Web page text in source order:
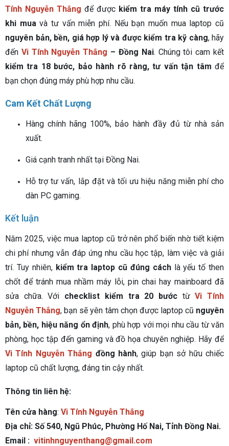
Tính Nguyễn Thắng để được kiểm tra máy tính cũ trước
khi mua và tư vấn miễn phí. Nếu bạn muốn mua laptop cũ
nguyên bản, bền, giá hợp lý và được kiểm tra kỹ càng, hãy
đến Vi Tính Nguyễn Thắng – Đồng Nai. Chúng tôi cam kết
kiểm tra 18 bước, bảo hành rõ ràng, tư vấn tận tâm để
bạn chọn đúng máy phù hợp nhu cầu.
Cam Kết Chất Lượng
Hàng chính hãng 100%, bảo hành đầy đủ từ nhà sản
xuất.
Giá cạnh tranh nhất tại Đồng Nai.
Hỗ trợ tư vấn, lắp đặt và tối ưu hiệu năng miễn phí cho
dàn PC gaming.
Kết luận
Năm 2025, việc mua laptop cũ trở nên phổ biến nhờ tiết kiệm
chi phí nhưng vẫn đáp ứng nhu cầu học tập, làm việc và giải
trí. Tuy nhiên, kiểm tra laptop cũ đúng cáchlà yếu tố then
chốt để tránh mua nhầm máy lỗi, pin chai hay mainboard đã
sửa chữa. Với checklist kiểm tra 20 bướctừVi Tính
Nguyễn Thắng, bạn sẽ yên tâm chọn được laptop cũ nguyên
bản, bền, hiệu năng ổn định, phù hợp với mọi nhu cầu từ văn
phòng, học tập đến gaming và đồ họa chuyên nghiệp. Hãy để
Vi Tính Nguyễn Thắng đồng hành, giúp bạn sở hữu chiếc
laptop cũ chất lượng, đáng tin cậy nhất.
Thông tin liên hệ:
Tên cửa hàng: Vi Tính Nguyễn Thắng
Địa chỉ: Số 540, Ngũ Phúc, Phường Hố Nai, Tỉnh Đồng Nai.
Email : vitinhnguyenthang@gmail.com